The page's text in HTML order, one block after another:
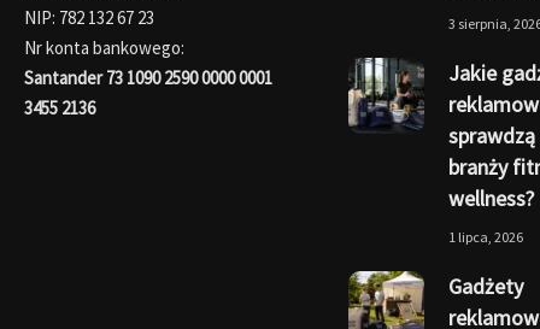
NIP: 782 132 67 23
Nr konta bankowego:
Santander 73 1090 2590 0000 0001
3455 2136
3 sierpnia,
Jakie
sprawdzą
branży
wellness?
1 lipca, 2026
Gadżety